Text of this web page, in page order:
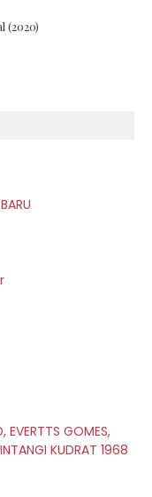
(2020)
EVERTTS GOMES,
KUDRAT 1968